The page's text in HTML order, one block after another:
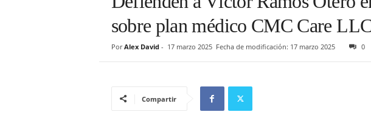
sobre plan médico CMC Care
Por Alex David- 17 marzo 2025 Fecha de modificación: 17 marzo 2025 0
Compartir